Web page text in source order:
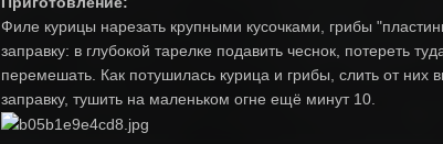
Филе курицы нарезать крупными кусочками, грибы
заправку: в глубокой тарелке подавить чеснок, потереть
перемешать. Как потушилась курица и грибы, слить от
заправку, тушить на маленьком огне ещё минут 10.